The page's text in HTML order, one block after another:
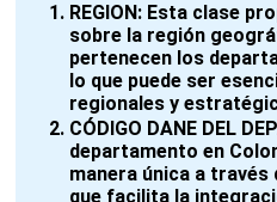
REGION:Esta clase
sobre la región
pertenecen los
lo que puede ser
regionales y
CÓDIGO DANE DEL
departamento en
manera única a través
que facilita la